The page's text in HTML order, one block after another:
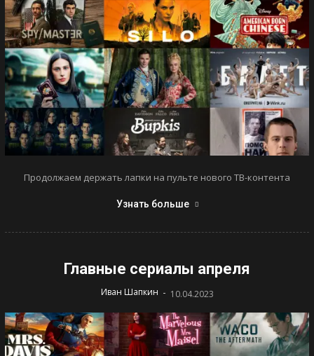
Продолжаем держать лапки на пульте нового ТВ-контента
Узнать больше
Главные сериалы апреля
Иван Шапкин - 10.04.2023